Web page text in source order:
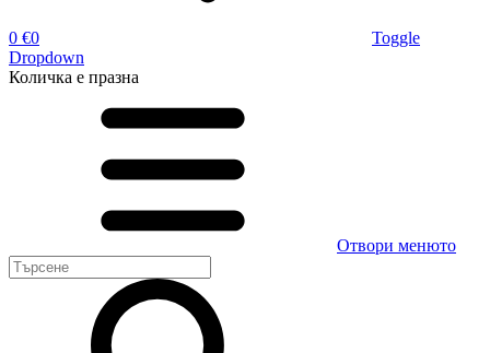
0 €0
Toggle
Dropdown
Количка е празна
Отвори менюто